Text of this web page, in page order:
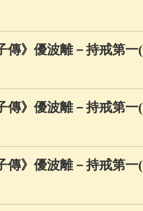
傳》優波離－持戒第
傳》優波離－持戒第
傳》優波離－持戒第